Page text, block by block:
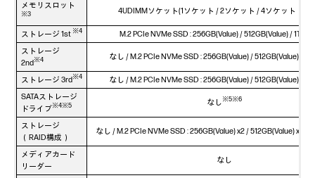
メモリスロット
※3 4UDIMMソケット(1ソケット / 2ソケット / 4ソケット 占有
ストレージ 1st ※4
M.2 PCIe NVMe SSD : 256GB(Value) / 512GB(Value) /
ストレージ
2nd※4 なし / M.2 PCIe NVMe SSD : 256GB(Value) / 512GB(Value) /
ストレージ 3rd※4
なし / M.2 PCIe NVMe SSD : 256GB(Value) / 512GB(Value) /
SATAストレージ
ドライブ※4※5 なし※5※6
ストレージ
（RAID構成）
なし / M.2 PCIe NVMe SSD : 256GB(Value) x2 / 512GB(Value) x2 /
メディアカード
リーダー
なし